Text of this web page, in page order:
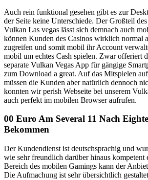
Auch rein funktional gesehen gibt es zur
der Seite keine Unterschiede. Der Großteil
Vulkan Las vegas lässt sich demnach auch
können Kunden des Casinos wirklich normal
zugreifen und somit mobil ihr Account
mobil um echtes Cash spielen. Zwar offeriert
separate Vulkan Vegas App für gängige
zum Download a great. Auf das Mitspielen
müssen die Kunden aber natürlich dennoch
konnten wir perish Webseite bei unserem
auch perfekt im mobilen Browser aufrufen.
00 Euro Am Several 11 Nach
Bekommen
Der Kundendienst ist deutschsprachig und
wie sehr freundlich darüber hinaus kompetent
Bereich des mobilen Gamings kann der
Die Aufmachung ist sehr übersichtlich